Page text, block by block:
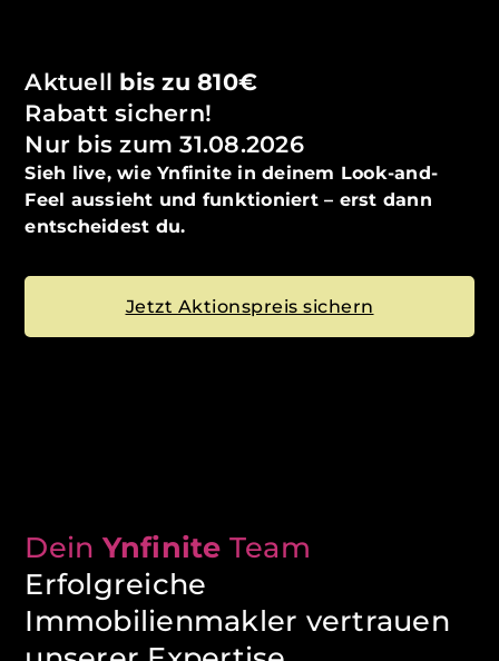
Aktuell bis zu 810€
Rabatt sichern!
Nur bis zum 31.08.2026
Sieh live, wie Ynfinite in deinem Look-and-
Feel aussieht und funktioniert – erst dann
entscheidest du.
Jetzt Aktionspreis sichern
Dein Ynfinite Team
Erfolgreiche
Immobilienmakler vertrauen